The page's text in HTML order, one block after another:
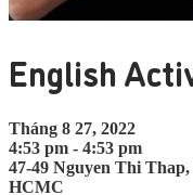
English
Tháng 8 27, 2022
4:53 pm - 4:53 pm
47-49 Nguyen Thi
HCMC